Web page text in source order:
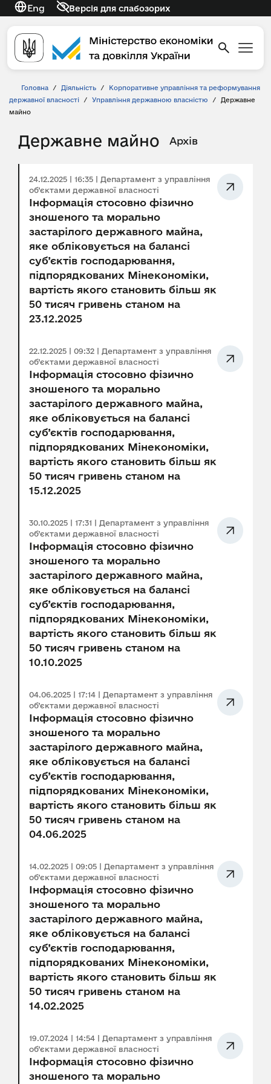
Eng Версія для слабозорих
Головна / Діяльність /
Корпоративне управління та реформування
державної власності
/ Управління державною власністю /
Державне
майно
Державне майно Архів
24.12.2025 | 16:35 | Департамент з управління
об’єктами державної власності
Інформація стосовно фізично
зношеного та морально
застарілого державного майна,
яке обліковується на балансі
суб’єктів господарювання,
підпорядкованих Мінекономіки,
вартість якого становить більш як
50 тисяч гривень станом на
23.12.2025
22.12.2025 | 09:32 | Департамент з управління
об’єктами державної власності
Інформація стосовно фізично
зношеного та морально
застарілого державного майна,
яке обліковується на балансі
суб’єктів господарювання,
підпорядкованих Мінекономіки,
вартість якого становить більш як
50 тисяч гривень станом на
15.12.2025
30.10.2025 | 17:31 | Департамент з управління
об’єктами державної власності
Інформація стосовно фізично
зношеного та морально
застарілого державного майна,
яке обліковується на балансі
суб’єктів господарювання,
підпорядкованих Мінекономіки,
вартість якого становить більш як
50 тисяч гривень станом на
10.10.2025
04.06.2025 | 17:14 | Департамент з управління
об’єктами державної власності
Інформація стосовно фізично
зношеного та морально
застарілого державного майна,
яке обліковується на балансі
суб’єктів господарювання,
підпорядкованих Мінекономіки,
вартість якого становить більш як
50 тисяч гривень станом на
04.06.2025
14.02.2025 | 09:05 | Департамент з управління
об’єктами державної власності
Інформація стосовно фізично
зношеного та морально
застарілого державного майна,
яке обліковується на балансі
суб’єктів господарювання,
підпорядкованих Мінекономіки,
вартість якого становить більш як
50 тисяч гривень станом на
14.02.2025
19.07.2024 | 14:54 | Департамент з управління
об’єктами державної власності
Інформація стосовно фізично
зношеного та морально